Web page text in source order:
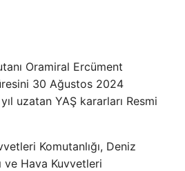
Oramiral Ercüment
30 Ağustos 2024
uzatan YAŞ kararları Resmi
Komutanlığı, Deniz
ve Hava Kuvvetleri